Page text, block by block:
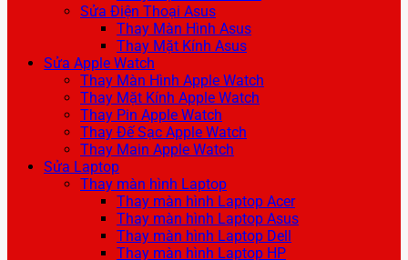
Sửa Điện Thoại Asus
Thay Màn Hình Asus
Thay Mặt Kính Asus
Sửa Apple Watch
Thay Màn Hình Apple Watch
Thay Mặt Kính Apple Watch
Thay Pin Apple Watch
Thay Đế Sạc Apple Watch
Thay Main Apple Watch
Sửa Laptop
Thay màn hình Laptop
Thay màn hình Laptop Acer
Thay màn hình Laptop Asus
Thay màn hình Laptop Dell
Thay màn hình Laptop HP